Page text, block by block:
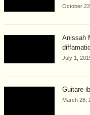
October
Anissah
July 1,
Guitare
March 26,